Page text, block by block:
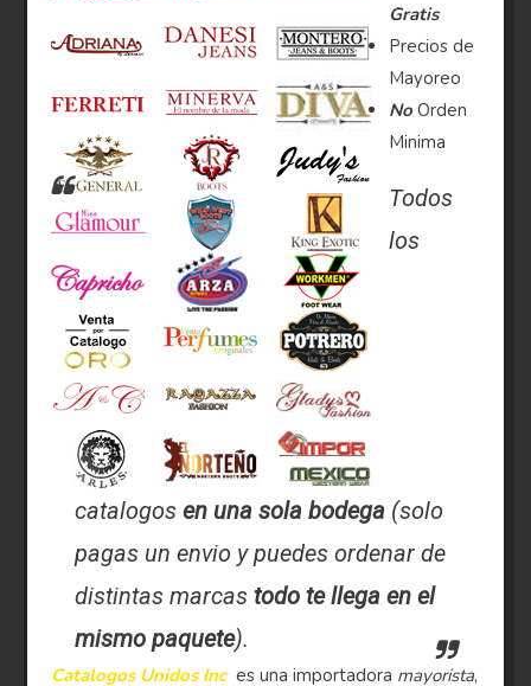
Gratis
Precios de
Mayoreo
No Orden
Minima
Todos
los
catalogosen una sola bodega (solo
pagas un envio y puedes ordenar de
distintas marcas todo te llega en el
mismo paquete).
Catalogos Unidos Inc es una importadora mayorista,